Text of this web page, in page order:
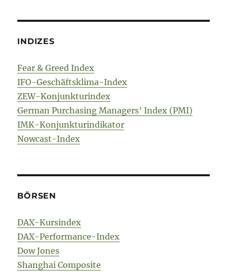
INDIZES
Fear & Greed Index
IFO-Geschäftsklima-Index
ZEW-Konjunkturindex
German Purchasing Managers’ Index (PMI)
IMK-Konjunkturindikator
Nowcast-Index
BÖRSEN
DAX-Kursindex
DAX-Performance-Index
Dow Jones
Shanghai Composite